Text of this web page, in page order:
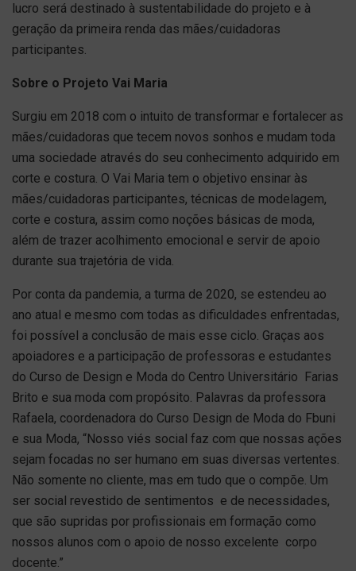
lucro será destinado à sustentabilidade do projeto e à
geração da primeira renda das mães/cuidadoras
participantes.
Sobre o Projeto Vai Maria
Surgiu em 2018 com o intuito de transformar e fortalecer as
mães/cuidadoras que tecem novos sonhos e mudam toda
uma sociedade através do seu conhecimento adquirido em
corte e costura. O Vai Maria tem o objetivo ensinar às
mães/cuidadoras participantes, técnicas de modelagem,
corte e costura, assim como noções básicas de moda,
além de trazer acolhimento emocional e servir de apoio
durante sua trajetória de vida.
Por conta da pandemia, a turma de 2020, se estendeu ao
ano atual e mesmo com todas as dificuldades enfrentadas,
foi possível a conclusão de mais esse ciclo. Graças aos
apoiadores e a participação de professoras e estudantes
do Curso de Design e Moda do Centro Universitário Farias
Brito e sua moda com propósito. Palavras da professora
Rafaela, coordenadora do Curso Design de Moda do Fbuni
e sua Moda, “Nosso viés social faz com que nossas ações
sejam focadas no ser humano em suas diversas vertentes.
Não somente no cliente, mas em tudo que o compõe. Um
ser social revestido de sentimentos e de necessidades,
que são supridas por profissionais em formação como
nossos alunos com o apoio de nosso excelente corpo
docente.”